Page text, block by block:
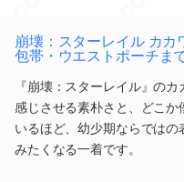
崩壊：スターレイル カカ
包帯・ウエストポーチま
『崩壊：スターレイル』の
感じさせる素朴さと、どこ
いるほど、幼少期ならでは
みたくなる一着です。